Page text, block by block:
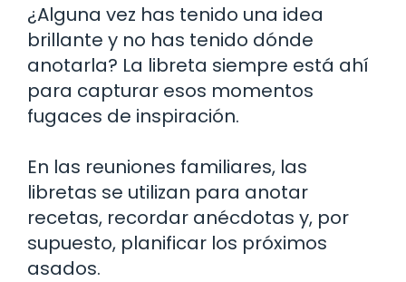
¿Alguna vez has tenido una idea
brillante y no has tenido dónde
anotarla? La libreta siempre está ahí
para capturar esos momentos
fugaces de inspiración.
En las reuniones familiares, las
libretas se utilizan para anotar
recetas, recordar anécdotas y, por
supuesto, planificar los próximos
asados.